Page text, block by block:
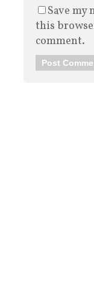
Save my
this
comment.